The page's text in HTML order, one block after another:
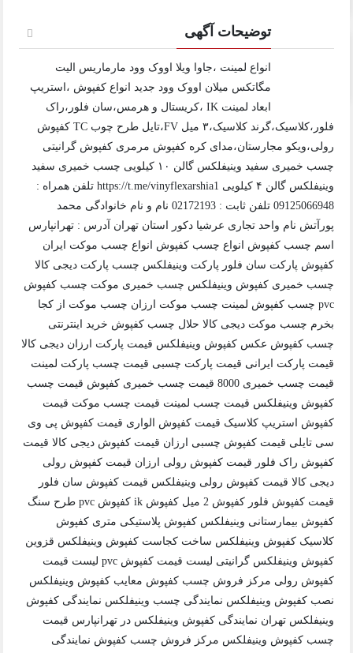
توضیحات آگهی
انواع لمینت ،جاوا ویلا اووک وود مارماریس الیت
مگاتکس میلان اووک وود جدید انواع کفپوش ،استریپ
ابعاد لمینت IK ،کریستال و هرمس،سان فلور،راک
فلور،کلاسیک،گرند کلاسیک،۳ میل FV،تایل طرح چوب TC کفپوش
رولی،ویکو مجارستان،مدای کره کفپوش مرمری کفپوش گرانیتی
چسب خمیری سفید وینیفلکس گالن ۱۰ کیلویی چسب خمیری سفید
وینیفلکس گالن ۴ کیلویی https://t.me/vinyflexarshia1 تلفن همراه :
09125066948 تلفن ثابت : 02172193 نام و نام خانوادگی محمد
پورآتش نام واحد تجاری عرشیا دکور استان تهران آدرس : تهرانپارس
اسم چسب کفپوش انواع چسب کفپوش انواع چسب موکت ایران
کفپوش پارکت سان فلور پارکت وینیفلکس چسب پارکت دیجی کالا
چسب خمیری کفپوش وینیفلکس چسب خمیری موکت چسب کفپوش
pvc چسب کفپوش لمینت چسب موکت ارزان چسب موکت از کجا
بخرم چسب موکت دیجی کالا حلال چسب کفپوش خرید اینترنتی
چسب کفپوش عکس کفپوش وینیفلکس قیمت پارکت ارزان دیجی کالا
قیمت پارکت ایرانی قیمت پارکت چسبی قیمت چسب پارکت لمینت
قیمت چسب خمیری 8000 قیمت چسب خمیری کفپوش قیمت چسب
کفپوش وینیفلکس قیمت چسب لمینت قیمت چسب موکت قیمت
کفپوش استریپ کلاسیک قیمت کفپوش الواری قیمت کفپوش پی وی
سی تایلی قیمت کفپوش چسبی ارزان قیمت کفپوش دیجی کالا قیمت
کفپوش راک فلور قیمت کفپوش رولی ارزان قیمت کفپوش رولی
دیجی کالا قیمت کفپوش رولی وینیفلکس قیمت کفپوش سان فلور
قیمت کفپوش فلور کفپوش 2 میل کفپوش ik کفپوش pvc طرح سنگ
کفپوش بیمارستانی وینیفلکس کفپوش پلاستیکی متری کفپوش
کلاسیک کفپوش وینیفلکس ساخت کجاست کفپوش وینیفلکس قزوین
کفپوش وینیفلکس گرانیتی لیست قیمت کفپوش pvc لیست قیمت
کفپوش رولی مرکز فروش چسب کفپوش معایب کفپوش وینیفلکس
نصب کفپوش وینیفلکس نمایندگی چسب وینیفلکس نمایندگی کفپوش
وینیفلکس تهران نمایندگی کفپوش وینیفلکس در تهرانپارس قیمت
چسب کفپوش وینیفلکس مرکز فروش چسب کفپوش نمایندگی